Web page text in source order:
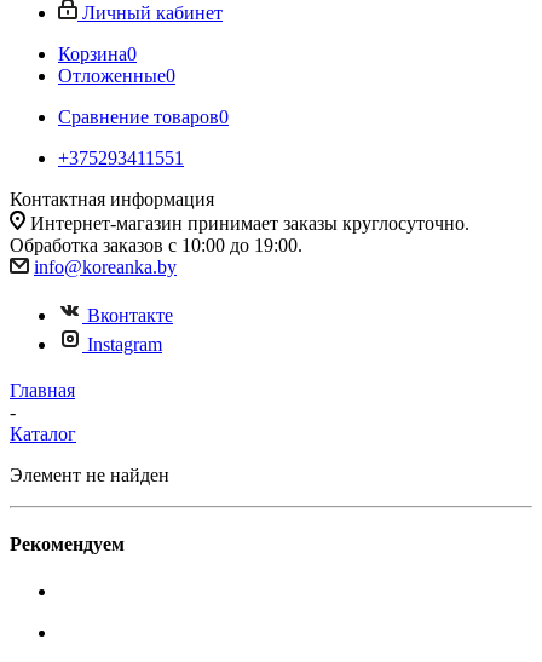
Личный кабинет
Корзина0
Отложенные0
Сравнение товаров0
+375293411551
Контактная информация
Интернет-магазин принимает заказы круглосуточно.
Обработка заказов с 10:00 до 19:00.
info@koreanka.by
Вконтакте
Instagram
Главная
-
Каталог
Элемент не найден
Рекомендуем